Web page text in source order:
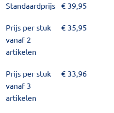
Standaardprijs € 39,95
Prijs per stuk
vanaf 2
artikelen
€ 35,95
Prijs per stuk
vanaf 3
artikelen
€ 33,96